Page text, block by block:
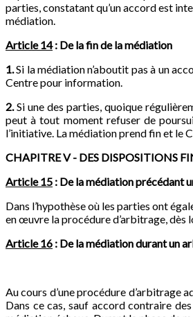
parties, constatant qu’un accord est
médiation.
Article 14: De la fin de la médiation
1.Si la médiation n’aboutit pas à un
Centre pour information.
2.Si une des parties, quoique
peut à tout moment refuser de
l’initiative. La médiation prend fin et le
CHAPITRE V - DES DISPOSITIONS
Article 15 : De la médiation précédant
Dans l’hypothèse où les parties ont
en œuvre la procédure d’arbitrage, dès
Article 16 : De la médiation durant un
Au cours d’une procédure
Dans ce cas, sauf accord contraire